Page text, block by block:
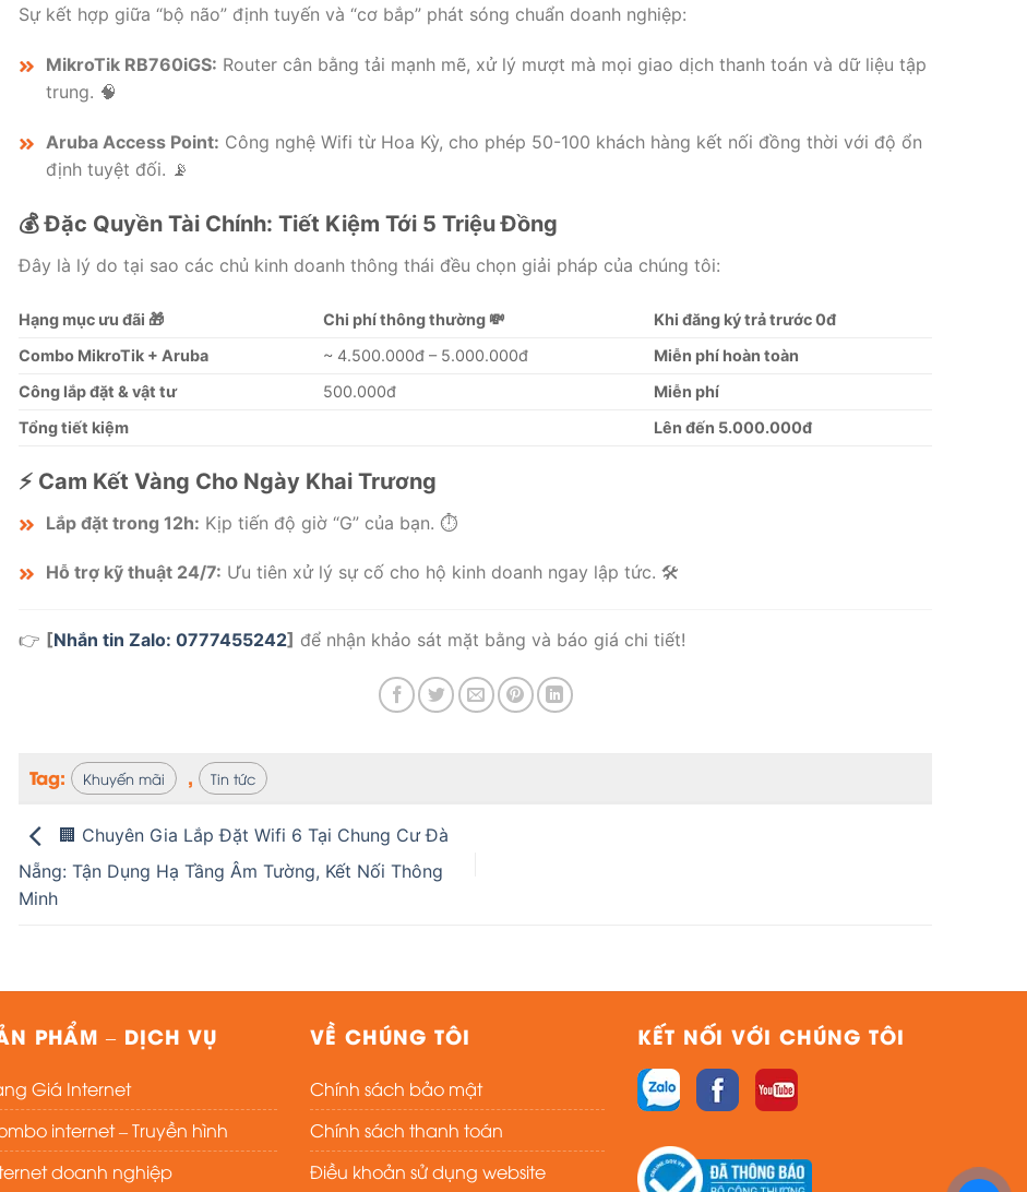
Sự kết hợp giữa “bộ não” định tuyến và “cơ bắp” phát sóng chuẩn doanh nghiệp:
MikroTik RB760iGS: Router cân bằng tải mạnh mẽ, xử lý mượt mà mọi giao dịch thanh toán và dữ liệu tập
trung. 🧠
Aruba Access Point: Công nghệ Wifi từ Hoa Kỳ, cho phép 50-100 khách hàng kết nối đồng thời với độ ổn
định tuyệt đối. 📡
💰 Đặc Quyền Tài Chính: Tiết Kiệm Tới 5 Triệu Đồng
Đây là lý do tại sao các chủ kinh doanh thông thái đều chọn giải pháp của chúng tôi:
Hạng mục ưu đãi 🎁 Chi phí thông thường 💸
Khi đăng ký trả trước 0đ
Combo MikroTik + Aruba
~ 4.500.000đ – 5.000.000đ
Miễn phí hoàn toàn
Công lắp đặt & vật tư
500.000đ
Miễn phí
Tổng tiết kiệm
Lên đến 5.000.000đ
⚡ Cam Kết Vàng Cho Ngày Khai Trương
Lắp đặt trong 12h: Kịp tiến độ giờ “G” của bạn. ⏱️
Hỗ trợ kỹ thuật 24/7: Ưu tiên xử lý sự cố cho hộ kinh doanh ngay lập tức. 🛠️
👉 [Nhắn tin Zalo: 0777455242] để nhận khảo sát mặt bằng và báo giá chi tiết!
Tag: Khuyến mãi , Tin tức
🏢 Chuyên Gia Lắp Đặt Wifi 6 Tại Chung Cư Đà
Nẵng: Tận Dụng Hạ Tầng Âm Tường, Kết Nối Thông
Minh
PHẨM – DỊCH VỤ
Giá Internet
internet – Truyền hình
doanh nghiệp
VỀ CHÚNG TÔI
Chính sách bảo mật
Chính sách thanh toán
Điều khoản sử dụng website
KẾT NỐI VỚI CHÚNG TÔI